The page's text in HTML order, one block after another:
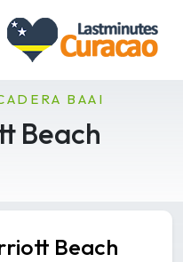
BAAI
Beach
Beach